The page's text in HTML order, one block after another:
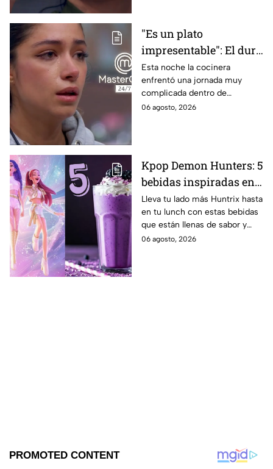
"Es un plato
impresentable": El duro
regaño que hizo llorar a
Michelle dentro de
MasterChef 24/7
Esta noche la cocinera
enfrentó una jornada muy
complicada dentro de
MasterChef 24/7.
06 agosto, 2026
Kpop Demon Hunters: 5
bebidas inspiradas en
las guerreras Huntrix
para llevar a la escuela
este regreso a clases
2026; son saludables y
Lleva tu lado más Huntrix hasta
en tu lunch con estas bebidas
que están llenas de sabor y
frescura.
06 agosto, 2026